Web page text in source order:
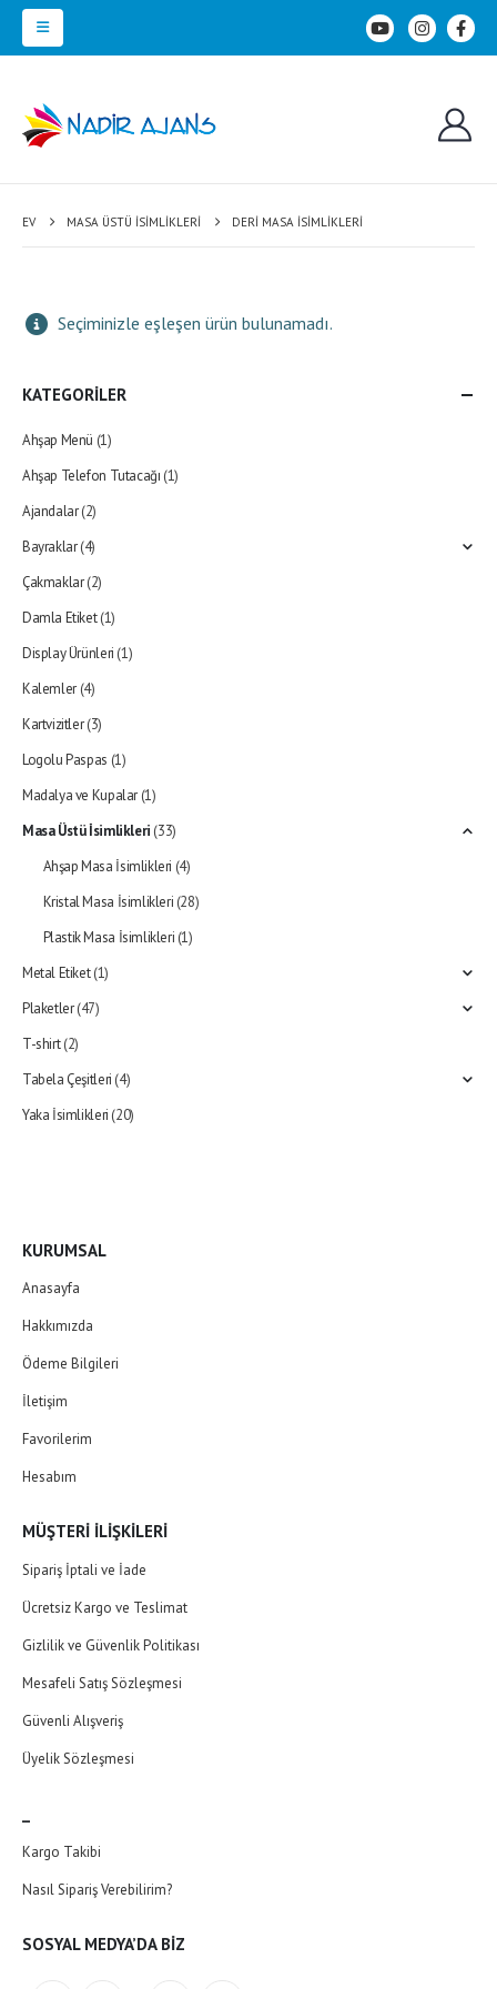
EV MASA ÜSTÜ İSIMLIKLERI DERI MASA İSIMLIKLERI
Seçiminizle eşleşen ürün bulunamadı.
KATEGORİLER
Ahşap Menü (1)
Ahşap Telefon Tutacağı (1)
Ajandalar (2)
Bayraklar (4)
Çakmaklar (2)
Damla Etiket (1)
Display Ürünleri (1)
Kalemler (4)
Kartvizitler (3)
Logolu Paspas (1)
Madalya ve Kupalar (1)
Masa Üstü İsimlikleri (33)
Ahşap Masa İsimlikleri (4)
Kristal Masa İsimlikleri (28)
Plastik Masa İsimlikleri (1)
Metal Etiket (1)
Plaketler (47)
T-shirt (2)
Tabela Çeşitleri (4)
Yaka İsimlikleri (20)
KURUMSAL
Anasayfa
Hakkımızda
Ödeme Bilgileri
İletişim
Favorilerim
Hesabım
MÜŞTERI İLIŞKILERI
Sipariş İptali ve İade
Ücretsiz Kargo ve Teslimat
Gizlilik ve Güvenlik Politikası
Mesafeli Satış Sözleşmesi
Güvenli Alışveriş
Üyelik Sözleşmesi
Kargo Takibi
Nasıl Sipariş Verebilirim?
SOSYAL MEDYA’DA BIZ